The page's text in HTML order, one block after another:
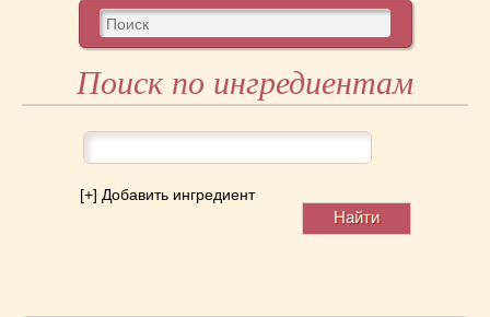
Поиск по ингредиентам
[+] Добавить ингредиент